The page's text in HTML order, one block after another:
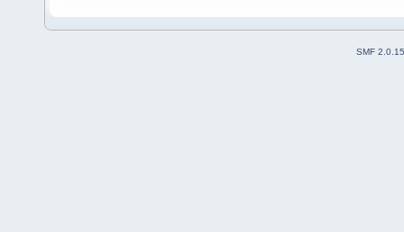
SMF 2.0.15